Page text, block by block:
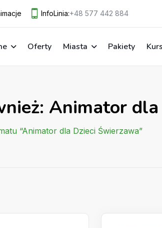
InfoLinia:+48 577 442 884
Oferty Miasta Pakiety
Animator
“Animator dla Dzieci Świerzawa”